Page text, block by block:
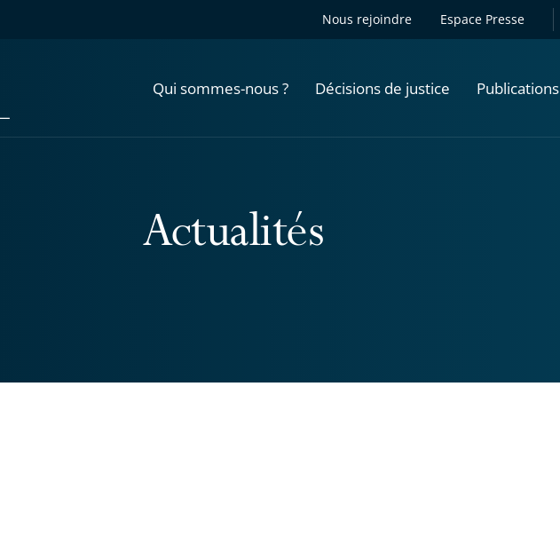
Nous rejoindre Espace Presse
Qui sommes-nous ? Décisions de justice Publications
Actualités